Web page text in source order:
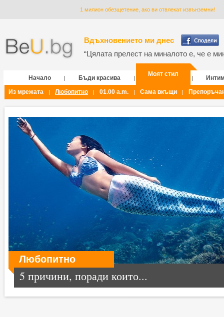
1 милион обезщетение, ако ви отвлекат извънземни!
Вдъхновението ми днес
“Цялата прелест на миналото е, че е
Начало | Бъди красива |
Моят стил
|
Из мрежата
| Любопитно | 01.00 a.m. | Сама вкъщи |
Любопитно
5 причини, поради които...